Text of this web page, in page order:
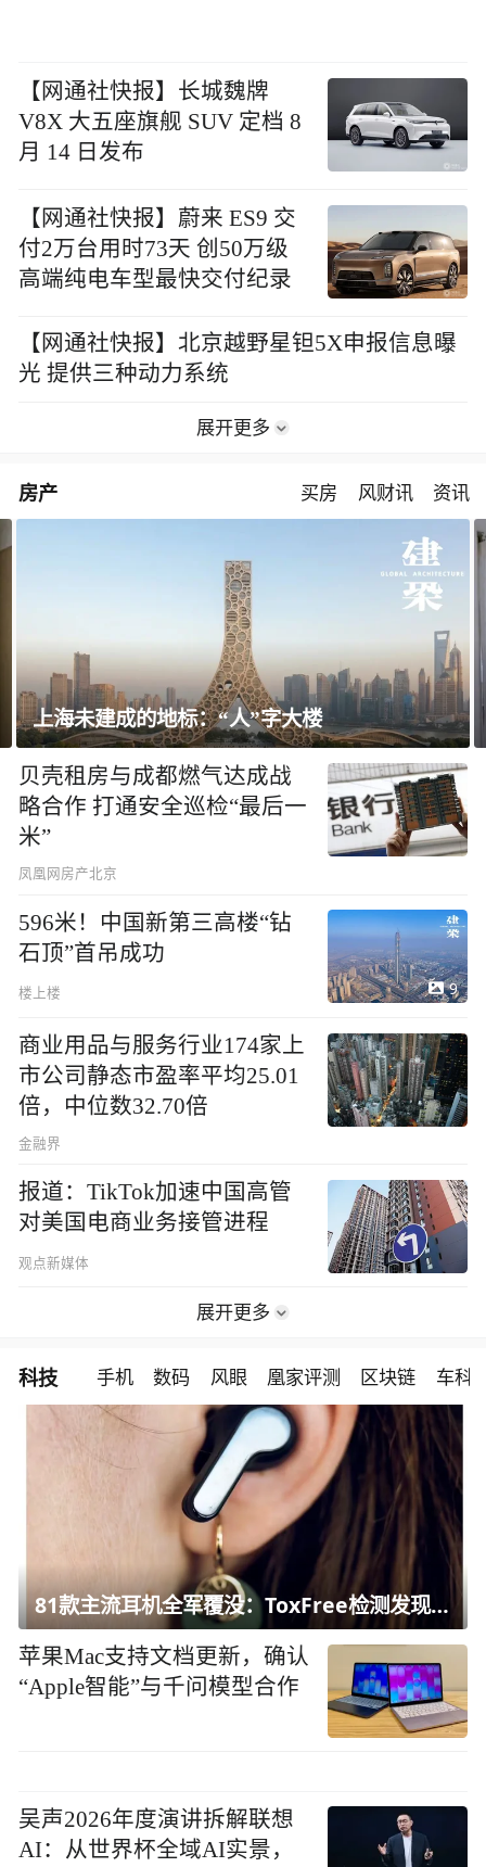
【网通社快报】长城魏牌
V8X 大五座旗舰 SUV 定档 8
月 14 日发布
【网通社快报】蔚来 ES9 交
付2万台用时73天 创50万级
高端纯电车型最快交付纪录
【网通社快报】北京越野星钽5X申报信息曝
光 提供三种动力系统
展开更多
房产 买房 风财讯 资讯
上海未建成的地标：“人”字大楼
贝壳租房与成都燃气达成战
略合作 打通安全巡检“最后一
米”
凤凰网房产北京
596米！中国新第三高楼“钻
石顶”首吊成功
楼上楼 9
商业用品与服务行业174家上
市公司静态市盈率平均25.01
倍，中位数32.70倍
金融界
报道：TikTok加速中国高管
对美国电商业务接管进程
观点新媒体
展开更多
科技 手机 数码 风眼 凰家评测 区块链 车科
81款主流耳机全军覆没：ToxFree检测发现均含对人体有害化学物质
苹果Mac支持文档更新，确认
“Apple智能”与千问模型合作
吴声2026年度演讲拆解联想
AI：从世界杯全域AI实景，